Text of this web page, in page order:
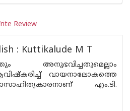
Review
: Kuttikalude M T
അനുഭവിച്ചതുമെല്ലാം
വായനാലോകത്തെ
എം.ടി.